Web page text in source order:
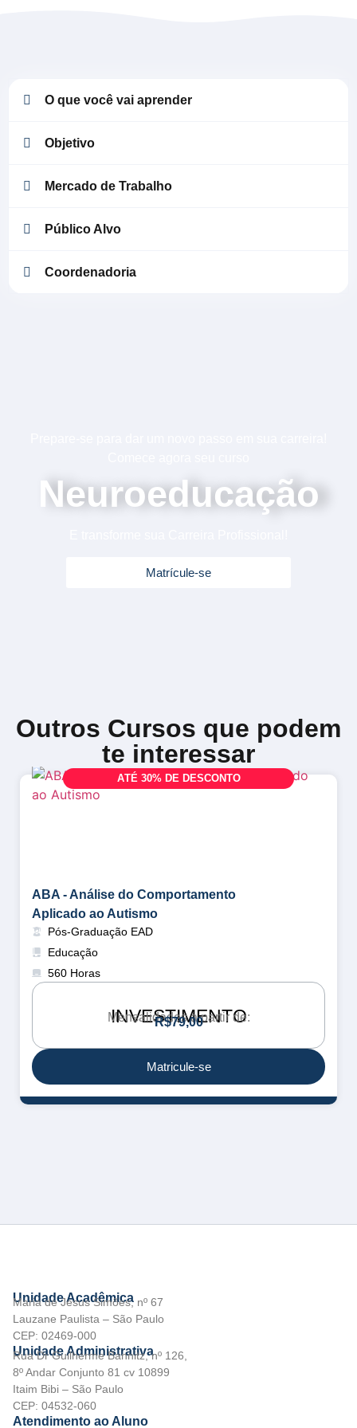
O que você vai aprender
Objetivo
Mercado de Trabalho
Público Alvo
Coordenadoria
Neuroeducação
Matrícule-se
Outros Cursos que podem
te interessar
ATÉ 30% DE DESCONTO
ABA - Análise do Comportamento
Aplicado ao Autismo
Pós-Graduação EAD
Educação
560 Horas
INVESTIMENTO
Mensalidades a partir de:
R$79,00
Matricule-se
Unidade Acadêmica
Maria de Jesus Simões, nº 67
Lauzane Paulista – São Paulo
CEP: 02469-000
Unidade Administrativa
Rua Dr Guilherme Bannitz, nº 126,
8º Andar Conjunto 81 cv 10899
Itaim Bibi – São Paulo
CEP: 04532-060
Atendimento ao Aluno